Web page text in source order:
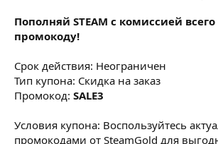
Пополняй STEAM с комиссией всего
промокоду!
Срок действия: Неограничен
Тип купона: Скидка на заказ
Промокод: SALE3
Условия купона: Воспользуйтесь
промокодами от SteamGold для